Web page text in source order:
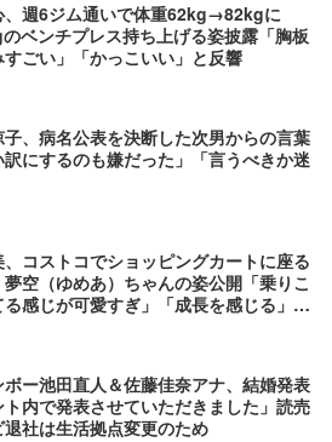
、週6ジム通いで体重62kg→82kgに
ベンチプレス持ち上げる姿披露「胸板
ごい」「かっこいい」と反響
子、病名公表を決断した次男からの言葉
訳にするのも嫌だった」「言うべきか迷
コストコでショッピングカートに座る
空（ゆめあ）ちゃんの姿公開「乗りこ
感じが可愛すぎ」「成長を感じる」の
ボー池田直人＆佐藤佳奈アナ、結婚発表
ト内で発表させていただきました」読売
退社は生活拠点変更のため